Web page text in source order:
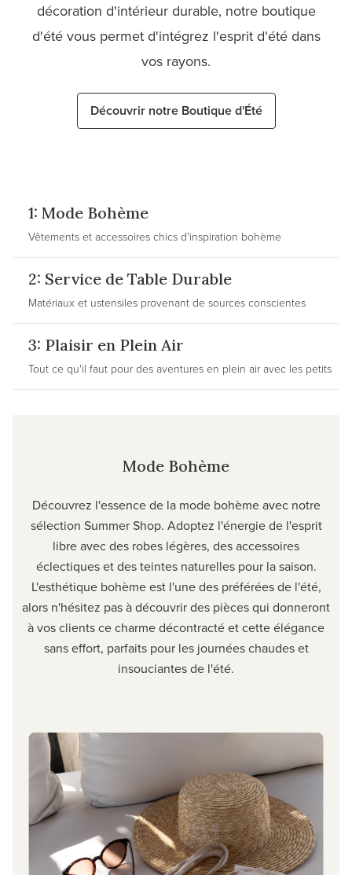
décoration d'intérieur durable, notre boutique
d'été vous permet d'intégrez l'esprit d'été dans
vos rayons.
Découvrir notre Boutique d'Été
1: Mode Bohème
Vêtements et accessoires chics d'inspiration bohème
2: Service de Table Durable
Matériaux et ustensiles provenant de sources conscientes
3: Plaisir en Plein Air
Tout ce qu'il faut pour des aventures en plein air avec les petits
Mode Bohème
Découvrez l'essence de la mode bohème avec notre
sélection Summer Shop. Adoptez l'énergie de l'esprit
libre avec des robes légères, des accessoires
éclectiques et des teintes naturelles pour la saison.
L'esthétique bohème est l'une des préférées de l'été,
alors n'hésitez pas à découvrir des pièces qui donneront
à vos clients ce charme décontracté et cette élégance
sans effort, parfaits pour les journées chaudes et
insouciantes de l'été.